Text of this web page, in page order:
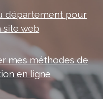
département pour
site web
mes méthodes de
en ligne